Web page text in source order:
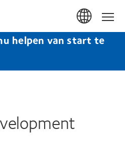
helpen van start te